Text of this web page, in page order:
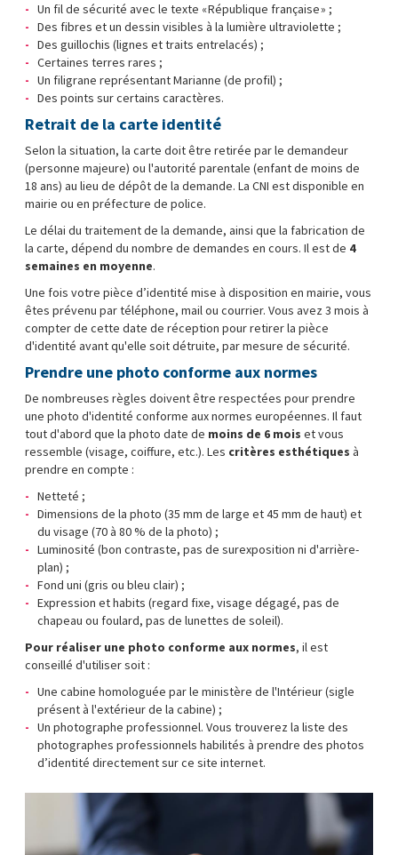
Un fil de sécurité avec le texte « République française » ;
Des fibres et un dessin visibles à la lumière ultraviolette ;
Des guillochis (lignes et traits entrelacés) ;
Certaines terres rares ;
Un filigrane représentant Marianne (de profil) ;
Des points sur certains caractères.
Retrait de la carte identité
Selon la situation, la carte doit être retirée par le demandeur
(personne majeure) ou l'autorité parentale (enfant de moins de
18 ans) au lieu de dépôt de la demande. La CNI est disponible en
mairie ou en préfecture de police.
Le délai du traitement de la demande, ainsi que la fabrication de
la carte, dépend du nombre de demandes en cours. Il est de 4
semaines en moyenne.
Une fois votre pièce d’identité mise à disposition en mairie, vous
êtes prévenu par téléphone, mail ou courrier. Vous avez 3 mois à
compter de cette date de réception pour retirer la pièce
d'identité avant qu'elle soit détruite, par mesure de sécurité.
Prendre une photo conforme aux normes
De nombreuses règles doivent être respectées pour prendre
une photo d'identité conforme aux normes européennes. Il faut
tout d'abord que la photo date de moins de 6 mois et vous
ressemble (visage, coiffure, etc.). Les critères esthétiques à
prendre en compte :
Netteté ;
Dimensions de la photo (35 mm de large et 45 mm de haut) et
du visage (70 à 80 % de la photo) ;
Luminosité (bon contraste, pas de surexposition ni d'arrière-
plan) ;
Fond uni (gris ou bleu clair) ;
Expression et habits (regard fixe, visage dégagé, pas de
chapeau ou foulard, pas de lunettes de soleil).
Pour réaliser une photo conforme aux normes, il est
conseillé d'utiliser soit :
Une cabine homologuée par le ministère de l'Intérieur (sigle
présent à l'extérieur de la cabine) ;
Un photographe professionnel. Vous trouverez la liste des
photographes professionnels habilités à prendre des photos
d’identité directement sur ce site internet.